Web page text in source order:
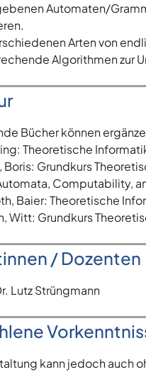
Automaten/
Arten von
Algorithmen zur
Bücher können
Theoretische
Boris: Grundkurs
Computability,
Baier: Theoretische
Witt: Grundkurs
/ Dozenten
Lutz Strüngmann
kann jedoch auch